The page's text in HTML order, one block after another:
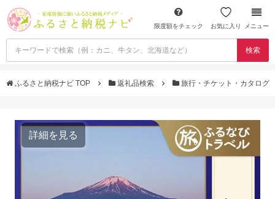
限度額をチェック お気に入り メニュー
検索
ふるさと納税ナビ TOP 返礼品検索 旅行・チケット・カタログ
詳細を見る